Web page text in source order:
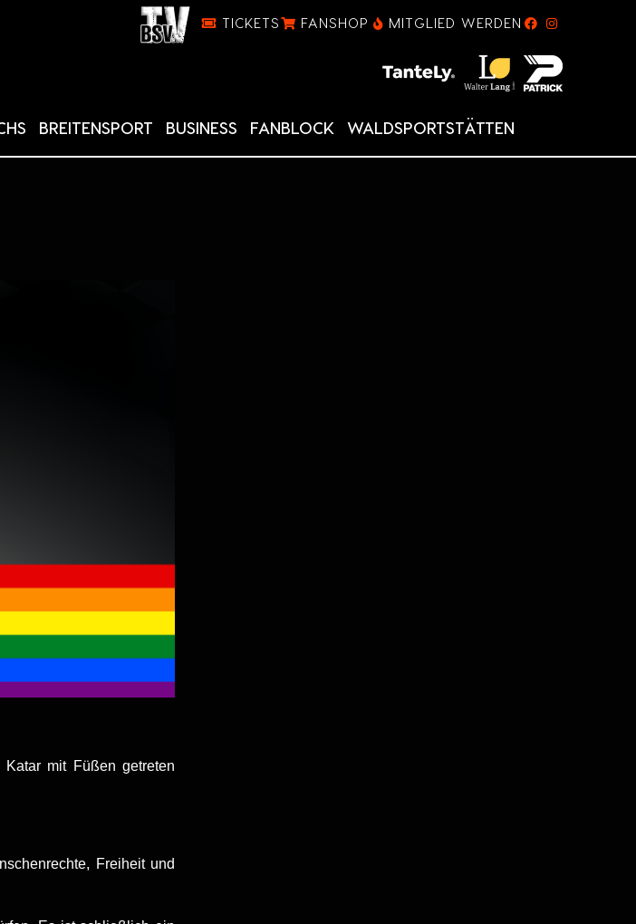
TICKETS FANSHOP MITGLIED WERDEN
BREITENSPORT BUSINESS FANBLOCK WALDSPORTSTÄTTEN
mit Füßen getreten
Freiheit und